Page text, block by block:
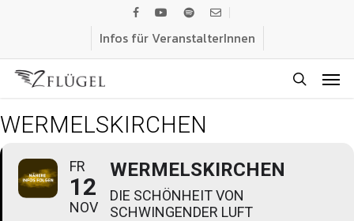
content
facebook
youtubespotifyemail
Infos für VeranstalterInnen
WERMELSKIRCHEN
FR
12
NOV
WERMELSKIRCHEN
DIE SCHÖNHEIT VON
SCHWINGENDER LUFT